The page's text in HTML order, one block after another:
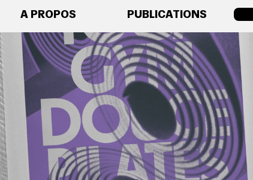
A PROPOS PUBLICATIONS